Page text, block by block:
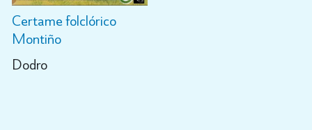
Certame folclórico
Montiño
Dodro